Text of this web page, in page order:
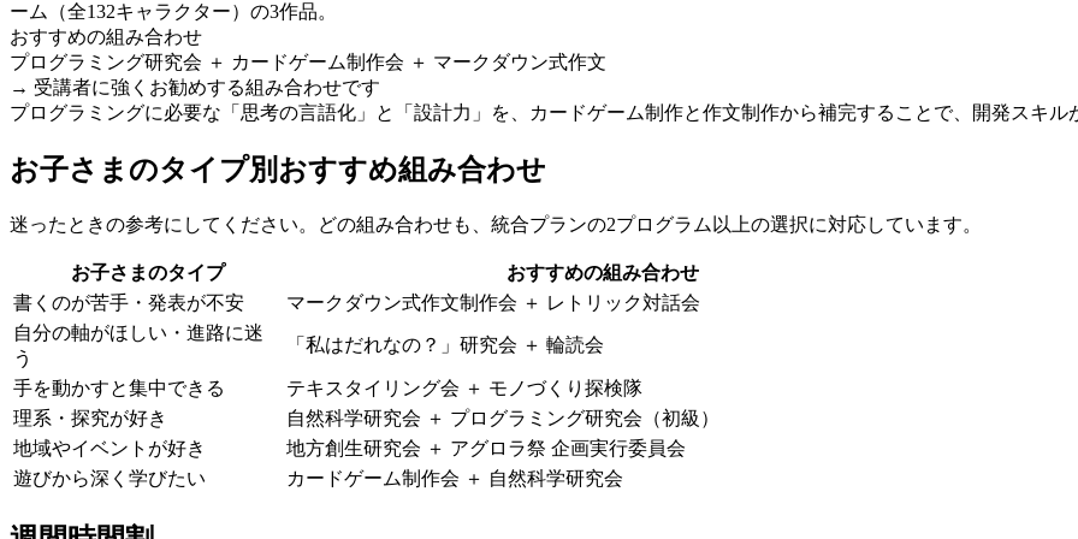
ーム（全132キャラクター）の3作品。
おすすめの組み合わせ
プログラミング研究会 ＋ カードゲーム制作会 ＋ マークダウン式作文
→ 受講者に強くお勧めする組み合わせです
プログラミングに必要な「思考の言語化」と「設計力」を、カードゲーム制作と作文制作から補完することで、開発スキル
お子さまのタイプ別おすすめ組み合わせ
迷ったときの参考にしてください。どの組み合わせも、統合プランの2プログラム以上の選択に対応しています。
お子さまのタイプ
おすすめの組み合わせ
書くのが苦手・発表が不安
マークダウン式作文制作会 ＋ レトリック対話会
自分の軸がほしい・進路に迷
う
「私はだれなの？」研究会 ＋ 輪読会
手を動かすと集中できる
テキスタイリング会 ＋ モノづくり探検隊
理系・探究が好き
自然科学研究会 ＋ プログラミング研究会（初級）
地域やイベントが好き
地方創生研究会 ＋ アグロラ祭 企画実行委員会
遊びから深く学びたい
カードゲーム制作会 ＋ 自然科学研究会